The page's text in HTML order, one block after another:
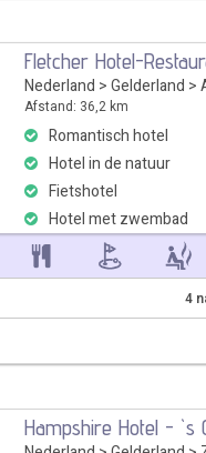
Fletcher Hotel-
Nederland > Gelderland >
Afstand: 36,2 km
Romantisch hotel
Hotel in de natuur
Fietshotel
Hotel met zwembad
4
Hampshire Hotel - `s